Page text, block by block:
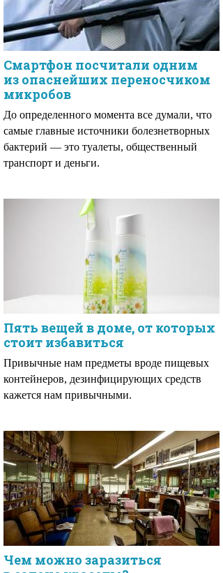
Смартфон посчитали одним
из опаснейших переносчиком
микробов
До определенного момента все думали, что
самые главные источники болезнетворных
бактерий — это туалеты, общественный
транспорт и деньги.
Пять вещей в доме, от которых
стоит избавиться
Привычные нам предметы вроде пищевых
контейнеров, дезинфицирующих средств
кажется нам привычными.
Чем можно заразиться